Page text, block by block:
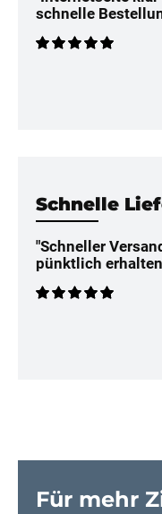
schnelle
Schnelle
"Schneller
pünktlich
Für mehr